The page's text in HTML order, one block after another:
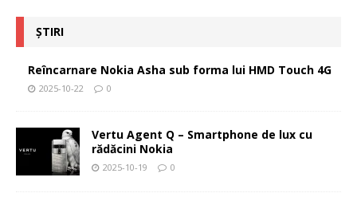
ȘTIRI
Reîncarnare Nokia Asha sub forma lui HMD Touch 4G
2025-10-22 0
Vertu Agent Q – Smartphone de lux cu
rădăcini Nokia
2025-10-19 0